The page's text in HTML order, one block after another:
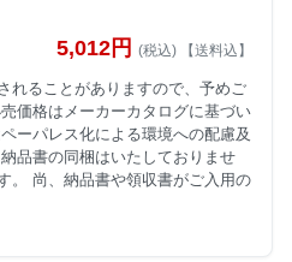
5,012円 (税込) 【送料込】
れることがありますので、予めご
価格はメーカーカタログに基づい
ーパレス化による環境への配慮及
品書の同梱はいたしておりませ
。 尚、納品書や領収書がご入用の